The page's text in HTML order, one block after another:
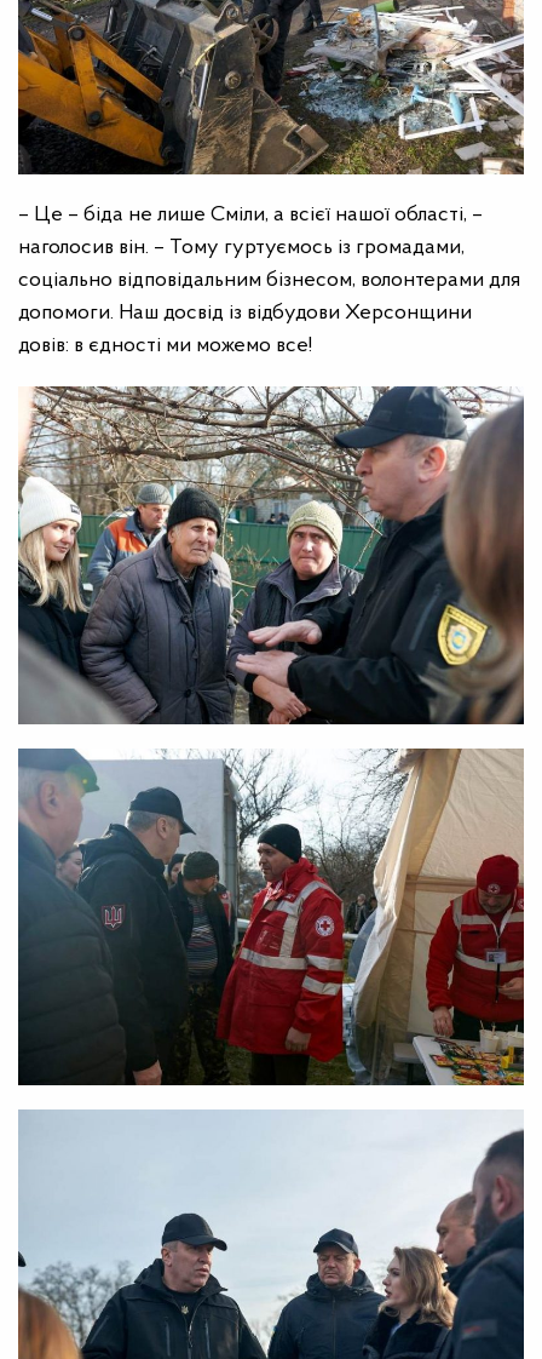
– Це – біда не лише Сміли, а всієї нашої області, –
наголосив він. – Тому гуртуємось із громадами,
соціально відповідальним бізнесом, волонтерами для
допомоги. Наш досвід із відбудови Херсонщини
довів: в єдності ми можемо все!